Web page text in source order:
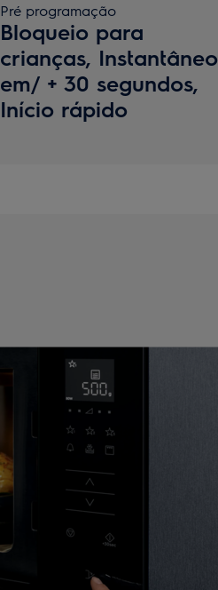
Pré programação
Bloqueio para
crianças, Instantâneo
em/ + 30 segundos,
Início rápido